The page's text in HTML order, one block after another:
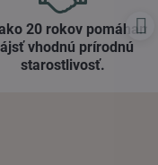
20 rokov
vhodnú prírodnú
starostlivosť​.